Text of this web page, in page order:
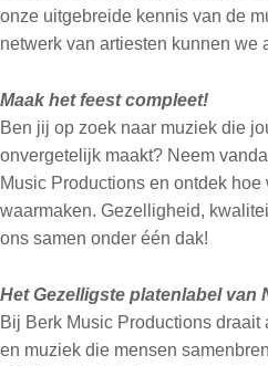
onze uitgebreide kennis van de
netwerk van artiesten kunnen we
Maak het feest compleet!
Ben jij op zoek naar muziek die
onvergetelijk maakt? Neem
Music Productions en ontdek
waarmaken. Gezelligheid,
ons samen onder één dak!
Het Gezelligste platenlabel van
Bij Berk Music Productions
en muziek die mensen